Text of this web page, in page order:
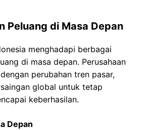
Peluang di Masa Depan
menghadapi berbagai
di masa depan. Perusahaan
perubahan tren pasar,
global untuk tetap
keberhasilan.
Depan